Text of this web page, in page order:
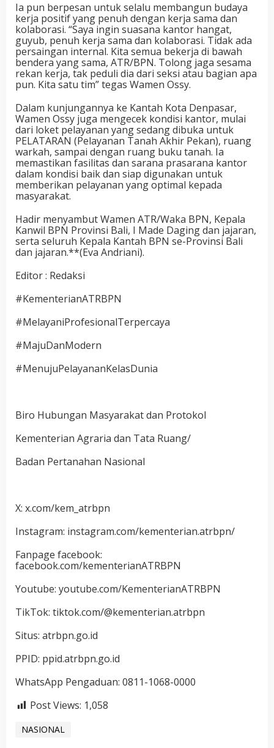
Ia pun berpesan untuk selalu membangun budaya
kerja positif yang penuh dengan kerja sama dan
kolaborasi. “Saya ingin suasana kantor hangat,
guyub, penuh kerja sama dan kolaborasi. Tidak ada
persaingan internal. Kita semua bekerja di bawah
bendera yang sama, ATR/BPN. Tolong jaga sesama
rekan kerja, tak peduli dia dari seksi atau bagian apa
pun. Kita satu tim” tegas Wamen Ossy.
Dalam kunjungannya ke Kantah Kota Denpasar,
Wamen Ossy juga mengecek kondisi kantor, mulai
dari loket pelayanan yang sedang dibuka untuk
PELATARAN (Pelayanan Tanah Akhir Pekan), ruang
warkah, sampai dengan ruang buku tanah. Ia
memastikan fasilitas dan sarana prasarana kantor
dalam kondisi baik dan siap digunakan untuk
memberikan pelayanan yang optimal kepada
masyarakat.
Hadir menyambut Wamen ATR/Waka BPN, Kepala
Kanwil BPN Provinsi Bali, I Made Daging dan jajaran,
serta seluruh Kepala Kantah BPN se-Provinsi Bali
dan jajaran.**(Eva Andriani).
Editor : Redaksi
#KementerianATRBPN
#MelayaniProfesionalTerpercaya
#MajuDanModern
#MenujuPelayananKelasDunia
Biro Hubungan Masyarakat dan Protokol
Kementerian Agraria dan Tata Ruang/
Badan Pertanahan Nasional
X: x.com/kem_atrbpn
Instagram: instagram.com/kementerian.atrbpn/
Fanpage facebook:
facebook.com/kementerianATRBPN
Youtube: youtube.com/KementerianATRBPN
TikTok: tiktok.com/@kementerian.atrbpn
Situs: atrbpn.go.id
PPID: ppid.atrbpn.go.id
WhatsApp Pengaduan: 0811-1068-0000
Post Views: 1,058
NASIONAL